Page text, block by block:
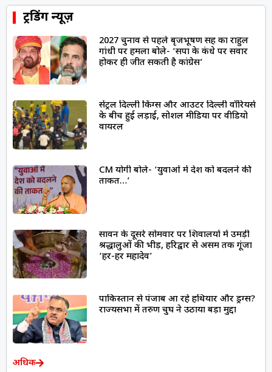
ट्रेंडिंग न्यूज़
2027 चुनाव से पहले बृजभूषण सिंह का राहुल
गांधी पर हमला बोले- ‘सपा के कंधे पर सवार
होकर ही जीत सकती है कांग्रेस’
सेंट्रल दिल्ली किंग्स और आउटर दिल्ली वॉरियर्स
के बीच हुई लड़ाई, सोशल मीडिया पर वीडियो
वायरल
CM योगी बोले- ‘युवाओं में देश को बदलने की
ताकत…’
सावन के दूसरे सोमवार पर शिवालयों में उमड़ी
श्रद्धालुओं की भीड़, हरिद्वार से असम तक गूंजा
‘हर-हर महादेव’
पाकिस्तान से पंजाब आ रहे हथियार और ड्रग्स?
राज्यसभा में तरुण चुघ ने उठाया बड़ा मुद्दा
अधिक